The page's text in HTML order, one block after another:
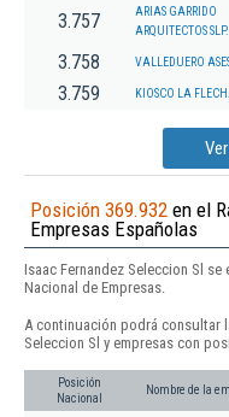
3.757
ARIAS GARRIDO
ARQUITECTOS SLP.
3.758 VALLEDUERO
3.759 KIOSCO LA
Posición 369.932 en el
Empresas Españolas
Isaac Fernandez Seleccion Sl
Nacional de Empresas.
A continuación podrá consultar
Seleccion Sl y empresas con
Posición
Nacional
Nombre de la